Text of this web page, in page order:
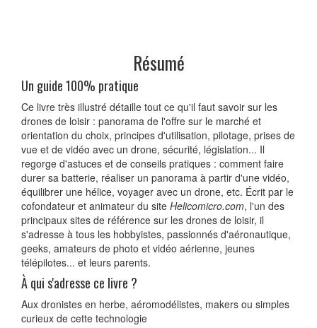
Résumé
Un guide 100% pratique
Ce livre très illustré détaille tout ce qu'il faut savoir sur les
drones de loisir : panorama de l'offre sur le marché et
orientation du choix, principes d'utilisation, pilotage, prises de
vue et de vidéo avec un drone, sécurité, législation... Il
regorge d'astuces et de conseils pratiques : comment faire
durer sa batterie, réaliser un panorama à partir d'une vidéo,
équilibrer une hélice, voyager avec un drone, etc. Écrit par le
cofondateur et animateur du site Helicomicro.com, l'un des
principaux sites de référence sur les drones de loisir, il
s'adresse à tous les hobbyistes, passionnés d'aéronautique,
geeks, amateurs de photo et vidéo aérienne, jeunes
télépilotes... et leurs parents.
À qui s'adresse ce livre ?
Aux dronistes en herbe, aéromodélistes, makers ou simples
curieux de cette technologie